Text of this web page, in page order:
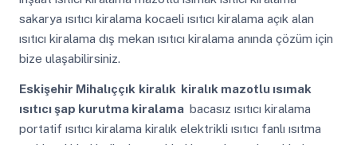
sakarya ısıtıcı kiralama kocaeli ısıtıcı kiralama açık alan
ısıtıcı kiralama dış mekan ısıtıcı kiralama anında çözüm için
bize ulaşabilirsiniz.
Eskişehir Mihalıççık kiralık kiralık mazotlu ısımak
ısıtıcı şap kurutma kiralama bacasız ısıtıcı kiralama
portatif ısıtıcı kiralama kiralık elektrikli ısıtıcı fanlı ısıtma